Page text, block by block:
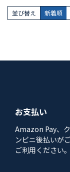
並び替え 新着順
お支払い
Amazon Pay、
ンビニ後払いが
ご利用ください。